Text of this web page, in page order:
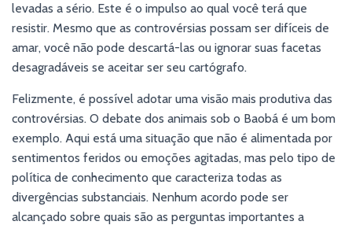
levadas a sério. Este é o impulso ao qual você terá que
resistir. Mesmo que as controvérsias possam ser difíceis de
amar, você não pode descartá-las ou ignorar suas facetas
desagradáveis se aceitar ser seu cartógrafo.
Felizmente, é possível adotar uma visão mais produtiva das
controvérsias. O debate dos animais sob o Baobá é um bom
exemplo. Aqui está uma situação que não é alimentada por
sentimentos feridos ou emoções agitadas, mas pelo tipo de
política de conhecimento que caracteriza todas as
divergências substanciais. Nenhum acordo pode ser
alcançado sobre quais são as perguntas importantes a